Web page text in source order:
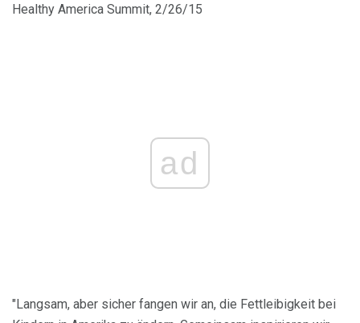
Healthy America Summit, 2/26/15
ad
"Langsam, aber sicher fangen wir an, die Fettleibigkeit bei